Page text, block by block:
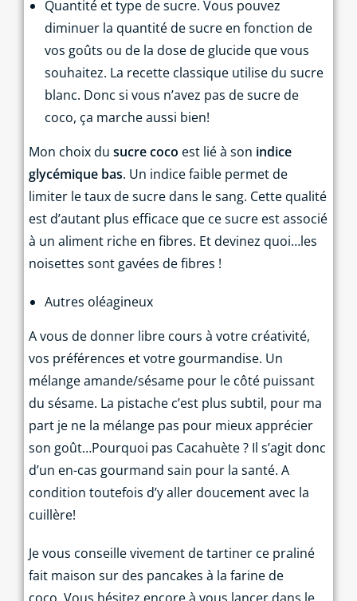
Quantité et type de sucre. Vous pouvez
diminuer la quantité de sucre en fonction de
vos goûts ou de la dose de glucide que vous
souhaitez. La recette classique utilise du sucre
blanc. Donc si vous n’avez pas de sucre de
coco, ça marche aussi bien!
Mon choix du sucre coco est lié à son indice
glycémique bas. Un indice faible permet de
limiter le taux de sucre dans le sang. Cette qualité
est d’autant plus efficace que ce sucre est associé
à un aliment riche en fibres. Et devinez quoi…les
noisettes sont gavées de fibres !
Autres oléagineux
A vous de donner libre cours à votre créativité,
vos préférences et votre gourmandise. Un
mélange amande/sésame pour le côté puissant
du sésame. La pistache c’est plus subtil, pour ma
part je ne la mélange pas pour mieux apprécier
son goût…Pourquoi pas Cacahuète ? Il s’agit donc
d’un en-cas gourmand sain pour la santé. A
condition toutefois d’y aller doucement avec la
cuillère!
Je vous conseille vivement de tartiner ce praliné
fait maison sur des pancakes à la farine de